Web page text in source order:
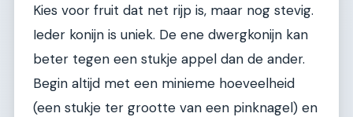
Kies voor fruit dat net rijp is, maar nog stevig.
Ieder konijn is uniek. De ene dwergkonijn kan
beter tegen een stukje appel dan de ander.
Begin altijd met een minieme hoeveelheid
(een stukje ter grootte van een pinknagel) en